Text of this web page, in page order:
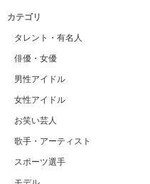
カテゴリ
タレント・有名人
俳優・女優
男性アイドル
女性アイドル
お笑い芸人
歌手・アーティスト
スポーツ選手